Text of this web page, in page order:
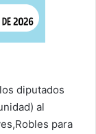
diputados
al
para